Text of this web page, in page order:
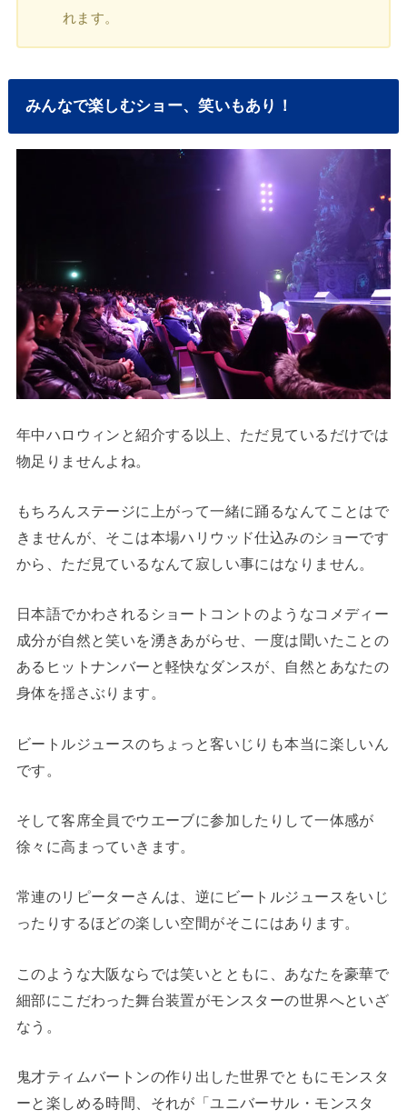
れます。
みんなで楽しむショー、笑いもあり！
年中ハロウィンと紹介する以上、ただ見ているだけでは
物足りませんよね。
もちろんステージに上がって一緒に踊るなんてことはで
きませんが、そこは本場ハリウッド仕込みのショーです
から、ただ見ているなんて寂しい事にはなりません。
日本語でかわされるショートコントのようなコメディー
成分が自然と笑いを湧きあがらせ、一度は聞いたことの
あるヒットナンバーと軽快なダンスが、自然とあなたの
身体を揺さぶります。
ビートルジュースのちょっと客いじりも本当に楽しいん
です。
そして客席全員でウエーブに参加したりして一体感が
徐々に高まっていきます。
常連のリピーターさんは、逆にビートルジュースをいじ
ったりするほどの楽しい空間がそこにはあります。
このような大阪ならでは笑いとともに、あなたを豪華で
細部にこだわった舞台装置がモンスターの世界へといざ
なう。
鬼才ティムバートンの作り出した世界でともにモンスタ
ーと楽しめる時間、それが「ユニバーサル・モンスタ